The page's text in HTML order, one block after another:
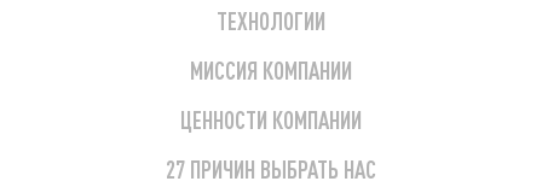
ТЕХНОЛОГИИ
МИССИЯ КОМПАНИИ
ЦЕННОСТИ КОМПАНИИ
27 ПРИЧИН ВЫБРАТЬ НАС